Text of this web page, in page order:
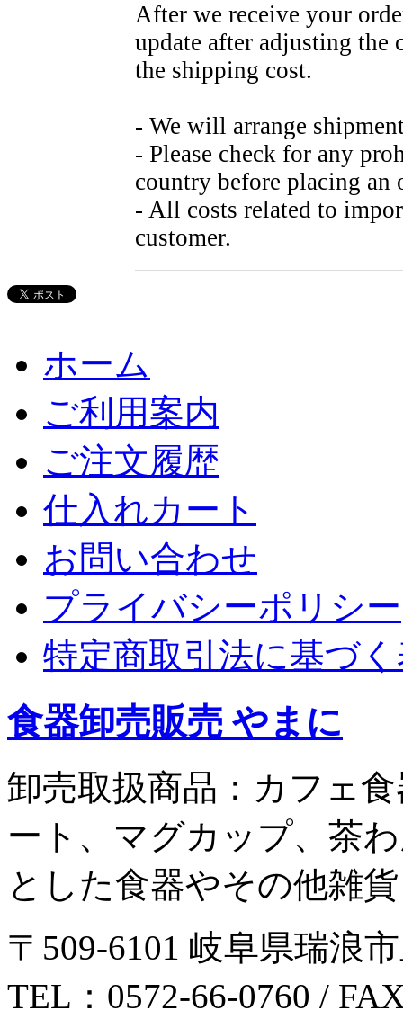
After we receive your
update after adjusting
the shipping cost.
- We will arrange
- Please check for any
country before placing an
- All costs related to
customer.
ホーム
ご利用案内
ご注文履歴
仕入れカート
お問い合わせ
プライバシーポリシー
特定商取引法に基づ
食器卸売販売 やまに
卸売取扱商品：カフェ
ート、マグカップ、茶
とした食器やその他雑貨
〒509-6101 岐阜県瑞浪
TEL：0572-66-0760 /